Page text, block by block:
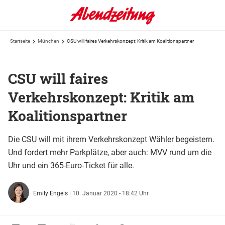
Startseite München CSU will faires Verkehrskonzept: Kritik am Koalitionspartner
CSU will faires
Verkehrskonzept: Kritik am
Koalitionspartner
Die CSU will mit ihrem Verkehrskonzept Wähler begeistern.
Und fordert mehr Parkplätze, aber auch: MVV rund um die
Uhr und ein 365-Euro-Ticket für alle.
Emily Engels | 10. Januar 2020 - 18:42 Uhr